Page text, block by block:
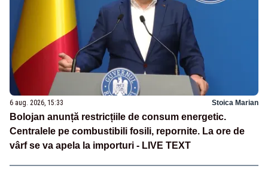
6 aug. 2026, 15:33 Stoica Marian
Bolojan anunță restricțiile de consum energetic.
Centralele pe combustibili fosili, repornite. La ore de
vârf se va apela la importuri - LIVE TEXT